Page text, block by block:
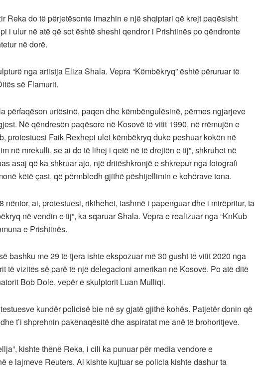
Reka do të përjetësonte imazhin e një shqiptari që krejt paqësisht
i ulur në atë që sot është sheshi qendror i Prishtinës po qëndronte
në dorë.
nga artistja Eliza Shala. Vepra “Këmbëkryq” është përuruar të
së Flamurit.
përfaqëson urtësinë, paqen dhe këmbëngulësinë, përmes ngjarjeve
Në qëndresën paqësore në Kosovë të vitit 1990, në rrëmujën e
protestuesi Faik Rexhepi ulet këmbëkryq duke peshuar kokën në
në mrekulli, se ai do të lihej i qetë në të drejtën e tij”, shkruhet në
asaj që ka shkruar ajo, një dritëshkronjë e shkrepur nga fotografi
këtë çast, që përmbledh gjithë pështjellimin e kohërave tona.
nëntor, ai, protestuesi, rikthehet, tashmë i papenguar dhe i mirëpritur, ta
në vendin e tij”, ka sqaruar Shala. Vepra e realizuar nga “KnKub
e Prishtinës.
bashku me 29 të tjera ishte ekspozuar më 30 gusht të vitit 2020 nga
të vizitës së parë të një delegacioni amerikan në Kosovë. Po atë ditë
Bob Dole, vepër e skulptorit Luan Mulliqi.
kundër policisë bie në sy gjatë gjithë kohës. Patjetër donin që
t’i shprehnin pakënaqësitë dhe aspiratat me anë të brohoritjeve.
kishte thënë Reka, i cili ka punuar për media vendore e
e lajmeve Reuters. Ai kishte kujtuar se policia kishte dashur ta